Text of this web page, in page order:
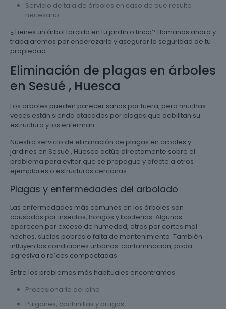
Servicio de tala de árboles en caso de que resulte
necesario.
¿Tienes un árbol torcido en tu jardín o finca? Llámanos ahora y
trabajaremos por enderezarlo y asegurar la seguridad de tu
propiedad.
Eliminación de plagas en árboles
en Sesué , Huesca
Los árboles pueden parecer sanos por fuera, pero muchas
veces están siendo atacados por plagas que debilitan su
estructura y los enferman.
Nuestro servicio de eliminación de plagas en árboles y
jardines en Sesué , Huesca actúa directamente sobre el
problema para evitar que se propague y afecte a otros
ejemplares o estructuras cercanas.
Plagas y enfermedades del arbolado
Las enfermedades más comunes en los árboles son
causadas por insectos, hongos y bacterias. Algunas
aparecen por exceso de humedad, otras por cortes mal
hechos, suelos pobres o falta de mantenimiento. También
influyen las condiciones urbanas: contaminación, poda
agresiva o raíces compactadas.
Entre los problemas más habituales encontramos:
Procesionaria del pino
Pulgones, cochinillas y orugas